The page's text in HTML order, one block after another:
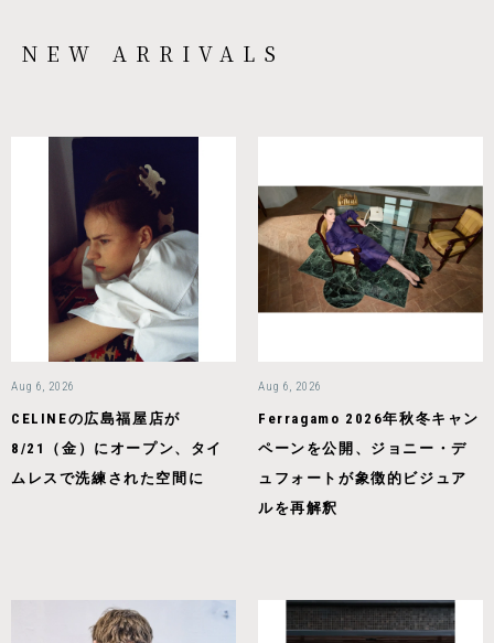
NEW ARRIVALS
Aug 6, 2026
CELINEの広島福屋店が
8/21（金）にオープン、タイ
ムレスで洗練された空間に
Aug 6, 2026
Ferragamo 2026年秋冬キャン
ペーンを公開、ジョニー・デ
ュフォートが象徴的ビジュア
ルを再解釈